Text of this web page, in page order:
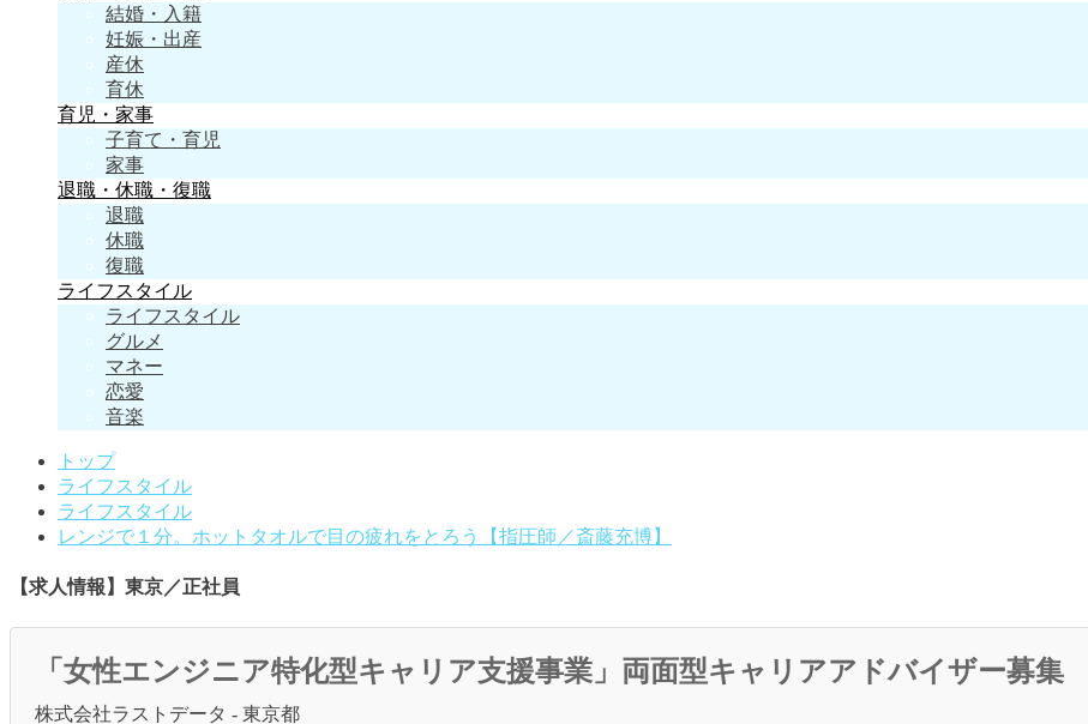
結婚・入籍
妊娠・出産
産休
育休
育児・家事
子育て・育児
家事
退職・休職・復職
退職
休職
復職
ライフスタイル
ライフスタイル
グルメ
マネー
恋愛
音楽
トップ
ライフスタイル
ライフスタイル
レンジで１分。ホットタオルで目の疲れをとろう【指圧師／斎藤充博】
【求人情報】東京／正社員
「女性エンジニア特化型キャリア支援事業」両面型キャリアアドバイザー募集
株式会社ラストデータ - 東京都